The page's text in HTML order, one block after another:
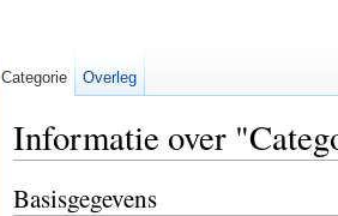
Informatie over
Basisgegevens
Categorie Overleg